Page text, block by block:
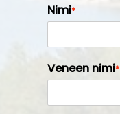
Nimi*
Veneen nimi*